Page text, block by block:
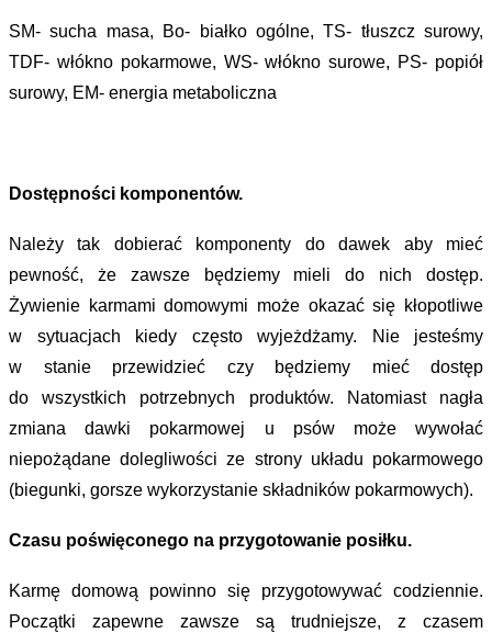
SM- sucha masa, Bo- białko ogólne, TS- tłuszcz surowy,
TDF- włókno pokarmowe, WS- włókno surowe, PS- popiół
surowy, EM- energia metaboliczna
Dostępności komponentów.
Należy tak dobierać komponenty do dawek aby mieć
pewność, że zawsze będziemy mieli do nich dostęp.
Żywienie karmami domowymi może okazać się kłopotliwe
w sytuacjach kiedy często wyjeżdżamy. Nie jesteśmy
w stanie przewidzieć czy będziemy mieć dostęp
do wszystkich potrzebnych produktów. Natomiast nagła
zmiana dawki pokarmowej u psów może wywołać
niepożądane dolegliwości ze strony układu pokarmowego
(biegunki, gorsze wykorzystanie składników pokarmowych).
Czasu poświęconego na przygotowanie posiłku.
Karmę domową powinno się przygotowywać codziennie.
Początki zapewne zawsze są trudniejsze, z czasem